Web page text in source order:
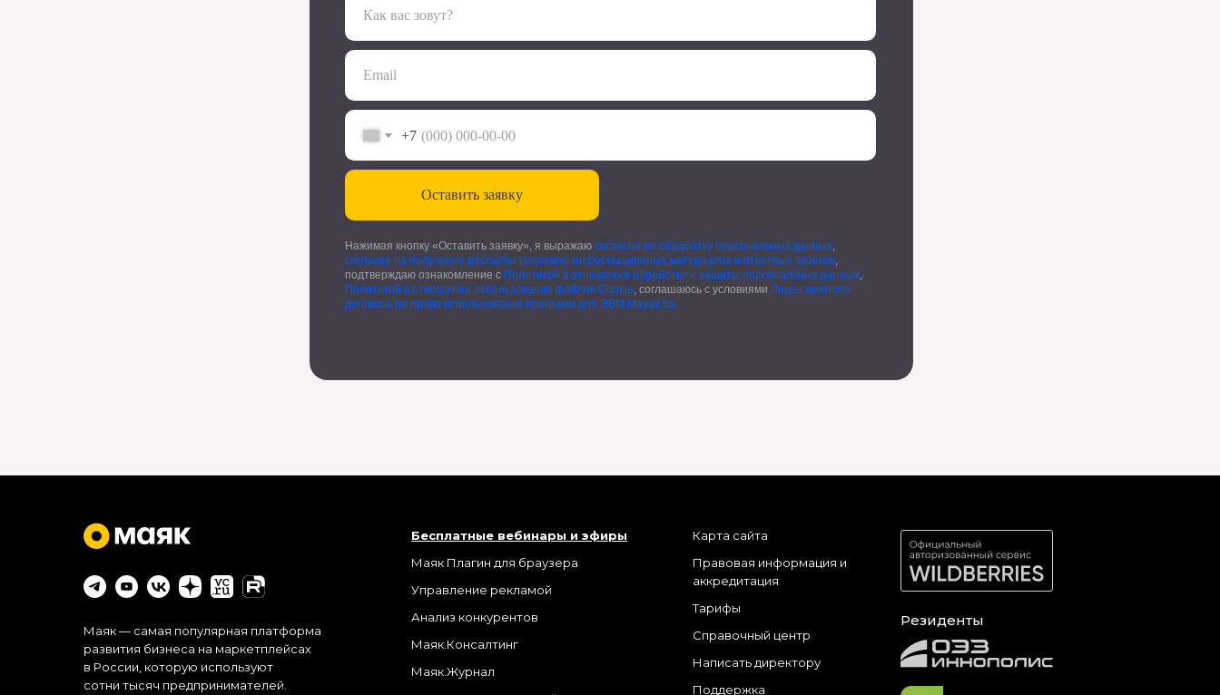
Как вас зовут?
Email
+7
Оставить заявку
Нажимая кнопку «Оставить заявку», я выражаю согласие на обработку персональных данных,
согласие на получение рассылки рекламно-информационных материалов и ответных звонков,
подтверждаю ознакомление с Политикой в отношении обработки и защиты персональных данных,
Политикой в отношении использования файлов Cookie, соглашаюсь с условиями Лицензионного
договора на право использования программ для ЭВМ Mayak.bz.
Бесплатные вебинары и эфиры
Маяк Плагин для браузера
Управление рекламой
Анализ конкурентов
Маяк.Консалтинг
Маяк.Журнал
Карта сайта
Правовая информация и
аккредитация
Тарифы
Справочный центр
Написать директору
Поддержка
Резиденты
Маяк — самая популярная платформа
развития бизнеса на маркетплейсах
в России, которую используют
сотни тысяч предпринимателей.